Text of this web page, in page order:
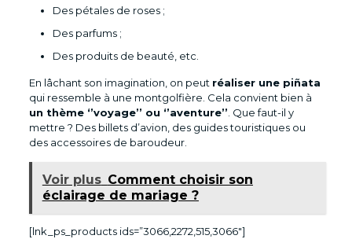
Des pétales de roses ;
Des parfums ;
Des produits de beauté, etc.
En lâchant son imagination, on peut réaliser une piñata
qui ressemble à une montgolfière. Cela convient bien à
un thème ‘’voyage’’ ou ‘’aventure’’ . Que faut-il y
mettre ? Des billets d’avion, des guides touristiques ou
des accessoires de baroudeur.
Voir plus Comment choisir son
éclairage de mariage ?
[lnk_ps_products ids=”3066,2272,515,3066″]